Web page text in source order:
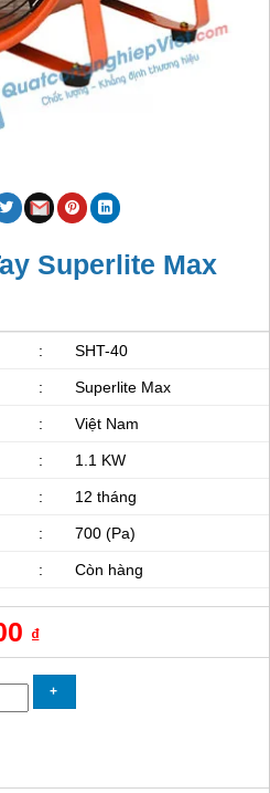
Superlite Max
: SHT-40
: Superlite Max
: Việt Nam
: 1.1 KW
: 12 tháng
: 700 (Pa)
: Còn hàng
₫
Giá
hiện
tại
là:
3,250,000 ₫.